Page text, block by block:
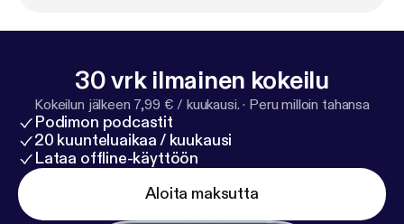
30 vrk ilmainen kokeilu
Kokeilun jälkeen 7,99 € / kuukausi. · Peru milloin tahansa
Podimon podcastit
20 kuunteluaikaa / kuukausi
Lataa offline-käyttöön
Aloita maksutta